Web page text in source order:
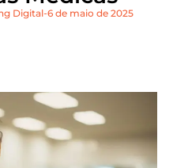
Digital 6 de maio de 2025